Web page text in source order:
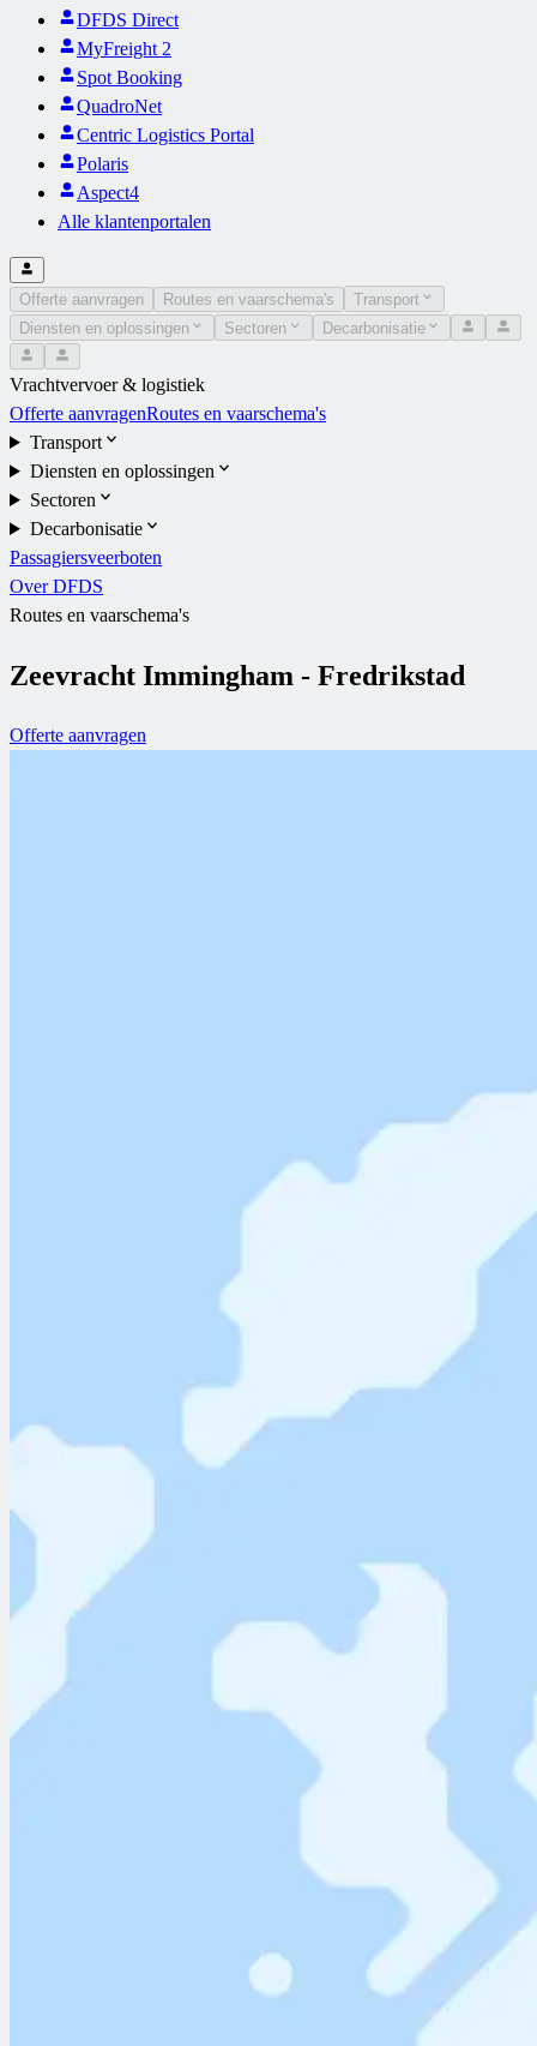
DFDS Direct
MyFreight 2
Spot Booking
QuadroNet
Centric Logistics Portal
Polaris
Aspect4
Alle klantenportalen
Offerte aanvragen Routes en vaarschema's
Transport
Diensten en oplossingen
Sectoren Decarbonisatie
Vrachtvervoer & logistiek
Offerte aanvragenRoutes en vaarschema's
Transport
Diensten en oplossingen
Sectoren
Decarbonisatie
Passagiersveerboten
Over DFDS
Routes en vaarschema's
Zeevracht Immingham - Fredrikstad
Offerte aanvragen